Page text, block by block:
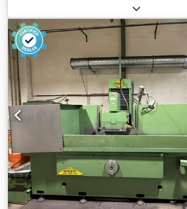
buma -Projekcija: 2055 mm -mašinsko
držača za vreteno: 1700 mm - Montaža
Snaga motora: 7,5 kW -Brzine: 11.2-1400
450 mm -Potez vretenama: 540 mm -
Automatski feed: 0.037-2.0 mm/rev -
x 1600 mm Crodpfx Ahod Enr Ijujf -
2580/1110/H3450 mm -Težina: 6465 kg